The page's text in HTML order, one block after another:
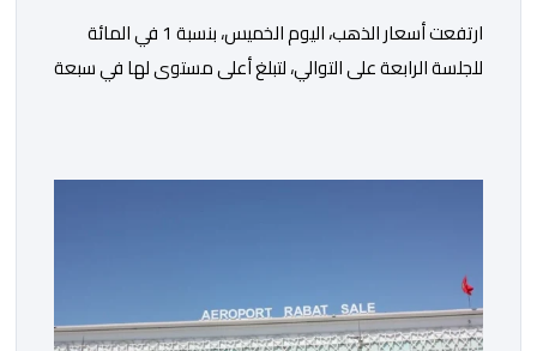
ارتفعت أسعار الذهب، اليوم الخميس، بنسبة 1 في المائة
للجلسة الرابعة على التوالي، لتبلغ أعلى مستوى لها في سبعة
بنسبة 1 في المائة إلى 4285,69 دولارا للأوقية، مسجلا أعلى